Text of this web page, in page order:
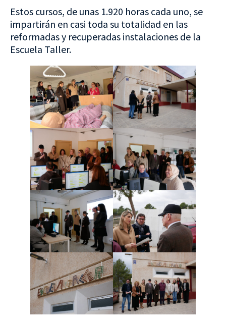
Estos cursos, de unas 1.920 horas cada uno, se
impartirán en casi toda su totalidad en las
reformadas y recuperadas instalaciones de la
Escuela Taller.